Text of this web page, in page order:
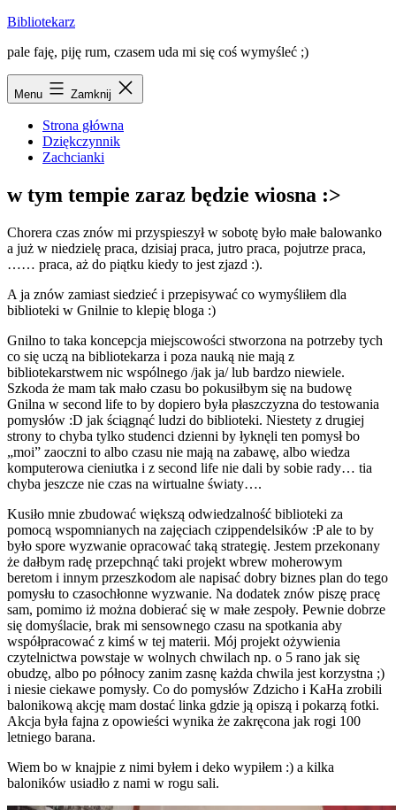
Przejdź
treści
Bibliotekarz
pale faję, piję rum, czasem uda mi się coś wymyśleć ;)
Menu Zamknij
Strona główna
Dziękczynnik
Zachcianki
w tym tempie zaraz będzie wiosna :>
Chorera czas znów mi przyspieszył w sobotę było małe balowanko
a już w niedzielę praca, dzisiaj praca, jutro praca, pojutrze praca,
…… praca, aż do piątku kiedy to jest zjazd :).
A ja znów zamiast siedzieć i przepisywać co wymyśliłem dla
biblioteki w Gnilnie to klepię bloga :)
Gnilno to taka koncepcja miejscowości stworzona na potrzeby tych
co się uczą na bibliotekarza i poza nauką nie mają z
bibliotekarstwem nic wspólnego /jak ja/ lub bardzo niewiele.
Szkoda że mam tak mało czasu bo pokusiłbym się na budowę
Gnilna w second life to by dopiero była płaszczyzna do testowania
pomysłów :D jak ściągnąć ludzi do biblioteki. Niestety z drugiej
strony to chyba tylko studenci dzienni by łyknęli ten pomysł bo
„moi” zaoczni to albo czasu nie mają na zabawę, albo wiedza
komputerowa cieniutka i z second life nie dali by sobie rady… tia
chyba jeszcze nie czas na wirtualne światy….
Kusiło mnie zbudować większą odwiedzalność biblioteki za
pomocą wspomnianych na zajęciach czippendelsików :P ale to by
było spore wyzwanie opracować taką strategię. Jestem przekonany
że dałbym radę przepchnąć taki projekt wbrew moherowym
beretom i innym przeszkodom ale napisać dobry biznes plan do tego
pomysłu to czasochłonne wyzwanie. Na dodatek znów piszę pracę
sam, pomimo iż można dobierać się w małe zespoły. Pewnie dobrze
się domyślacie, brak mi sensownego czasu na spotkania aby
współpracować z kimś w tej materii. Mój projekt ożywienia
czytelnictwa powstaje w wolnych chwilach np. o 5 rano jak się
obudzę, albo po północy zanim zasnę każda chwila jest korzystna ;)
i niesie ciekawe pomysły. Co do pomysłów Zdzicho i KaHa zrobili
balonikową akcję mam dostać linka gdzie ją opiszą i pokarzą fotki.
Akcja była fajna z opowieści wynika że zakręcona jak rogi 100
letniego barana.
Wiem bo w knajpie z nimi byłem i deko wypiłem :) a kilka
baloników usiadło z nami w rogu sali.